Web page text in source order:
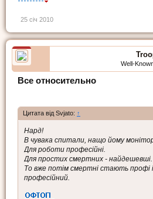
25 січ 2010
Well-
Все относительно
Цитата від Svjato: ↑
Нард!
В чувака спитали, нащо йому
Для роботи професійні.
Для простих смертних - найдешевші.
То вже потім смертні стають профі
професійний.